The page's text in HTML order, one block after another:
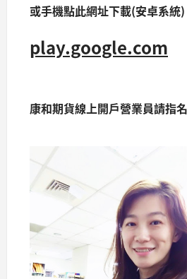
或手機點此網址下載(安卓系統)
play.google.com
康和期貨線上開戶營業員請指